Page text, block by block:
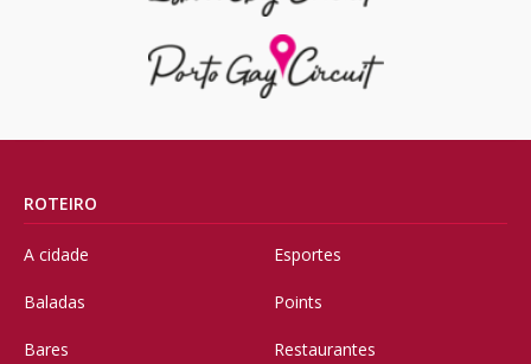
ROTEIRO
A cidade
Baladas
Bares
Esportes
Points
Restaurantes